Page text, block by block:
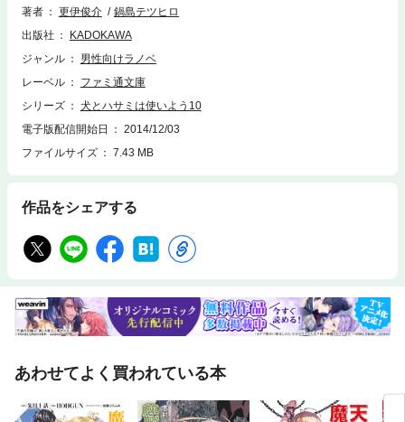
答えとは……!? 全国の活字中毒者に贈るミステリ風不条理コメディ、衝
著者 更伊俊介
鍋島テツヒロ
出版社
KADOKAWA
ジャンル
男性向けラノベ
レーベル
ファミ通文庫
シリーズ
犬とハサミは使いよう10
電子版配信開始日
2014/12/03
ファイルサイズ
7.43 MB
作品をシェアする
あわせてよく買われている本